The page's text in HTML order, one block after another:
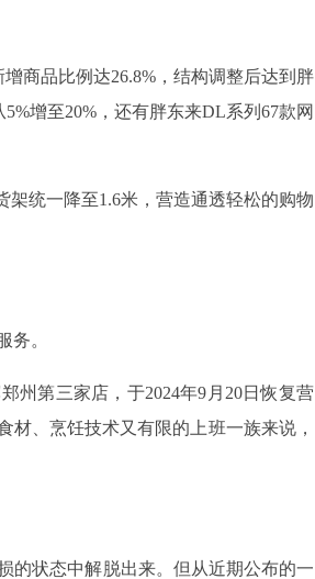
商品比例达26.8%，结构调整后达到胖
增至20%，还有胖东来DL系列67款网
架统一降至1.6米，营造通透轻松的购物
务。
州第三家店，于2024年9月20日恢复营
材、烹饪技术又有限的上班一族来说，
的状态中解脱出来。但从近期公布的一